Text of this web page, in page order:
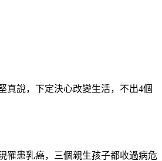
真說，下定決心改變生活，不出4個
罹患乳癌，三個親生孩子都收過病危